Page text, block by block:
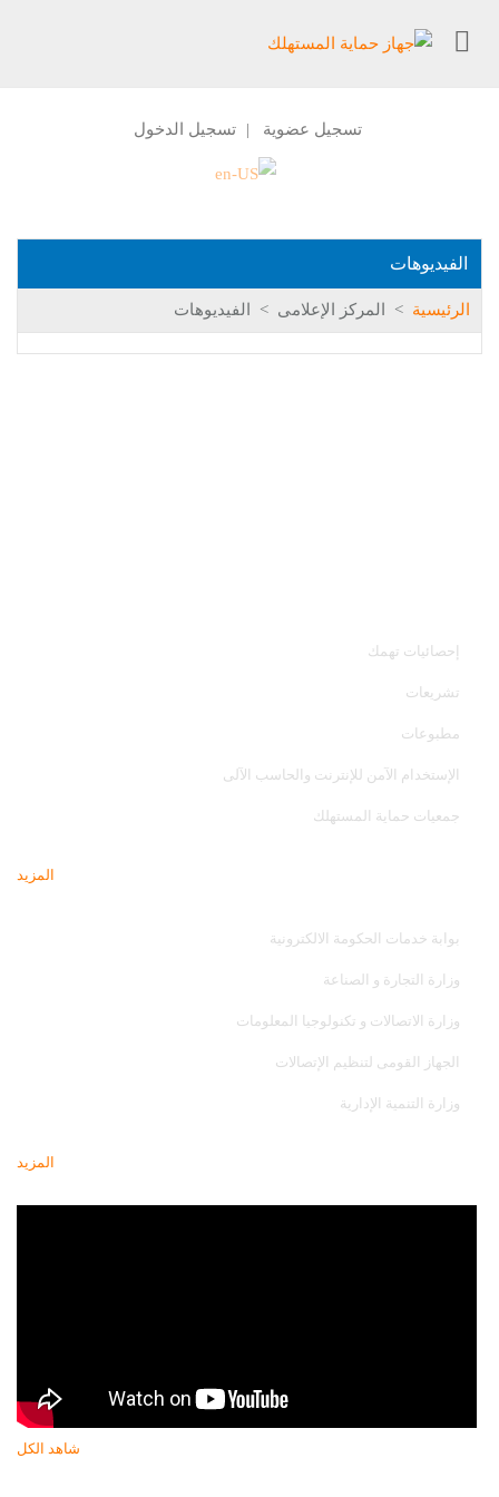
تسجيل عضوية | تسجيل الدخول
الفيديوهات
الرئيسية > المركز الإعلامى > الفيديوهات
إحصائيات تهمك
تشريعات
مطبوعات
الإستخدام الآمن للإنترنت والحاسب الآلى
جمعيات حماية المستهلك
المزيد
بوابة خدمات الحكومة الالكترونية
وزارة التجارة و الصناعة
وزارة الاتصالات و تكنولوجيا المعلومات
الجهاز القومى لتنظيم الإتصالات
وزارة التنمية الإدارية
المزيد
شاهد الكل